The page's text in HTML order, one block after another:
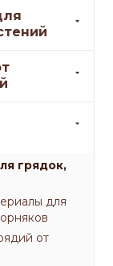
грядок,
для
от